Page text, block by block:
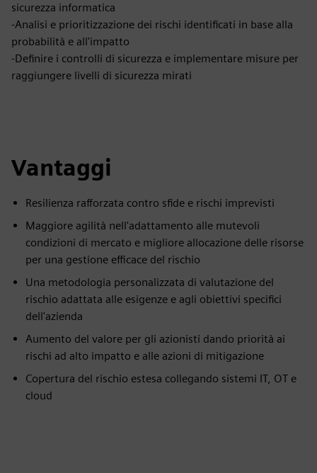
sicurezza informatica
-Analisi e prioritizzazione dei rischi identificati in base alla
probabilità e all'impatto
-Definire i controlli di sicurezza e implementare misure per
raggiungere livelli di sicurezza mirati
Vantaggi
Resilienza rafforzata contro sfide e rischi imprevisti
Maggiore agilità nell'adattamento alle mutevoli
condizioni di mercato e migliore allocazione delle risorse
per una gestione efficace del rischio
Una metodologia personalizzata di valutazione del
rischio adattata alle esigenze e agli obiettivi specifici
dell'azienda
Aumento del valore per gli azionisti dando priorità ai
rischi ad alto impatto e alle azioni di mitigazione
Copertura del rischio estesa collegando sistemi IT, OT e
cloud